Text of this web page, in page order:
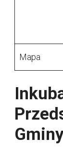
Mapa